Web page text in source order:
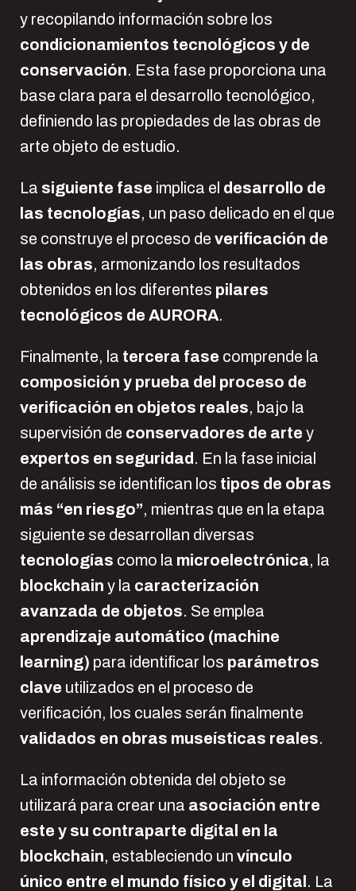
y recopilando información sobre los
condicionamientos tecnológicos y de
conservación. Esta fase proporciona una
base clara para el desarrollo tecnológico,
definiendo las propiedades de las obras de
arte objeto de estudio.
La siguiente fase implica el desarrollo de
las tecnologías, un paso delicado en el que
se construye el proceso de verificación de
las obras, armonizando los resultados
obtenidos en los diferentes pilares
tecnológicos de AURORA.
Finalmente, la tercera fase comprende la
composición y prueba del proceso de
verificación en objetos reales, bajo la
supervisión de conservadores de arte y
expertos en seguridad . En la fase inicial
de análisis se identifican los tipos de obras
más “en riesgo”, mientras que en la etapa
siguiente se desarrollan diversas
tecnologías como la microelectrónica, la
blockchain y la caracterización
avanzada de objetos. Se emplea
aprendizaje automático (machine
learning) para identificar los parámetros
clave utilizados en el proceso de
verificación, los cuales serán finalmente
validados en obras museísticas reales.
La información obtenida del objeto se
utilizará para crear una asociación entre
este y su contraparte digital en la
blockchain, estableciendo un vínculo
único entre el mundo físico y el digital . La